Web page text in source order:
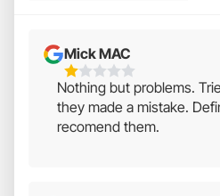
Mick MAC
1
Étoiles
Sur
5
Nothing but problems.
they made a mistake.
recomend them.